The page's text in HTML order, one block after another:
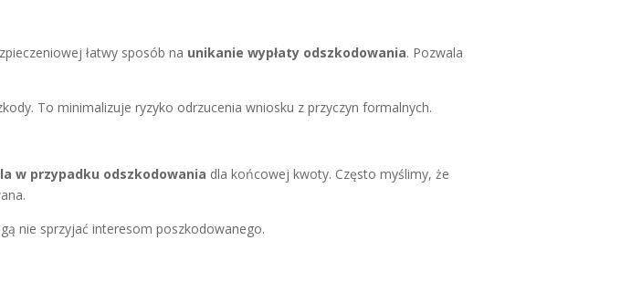
łatwy sposób na unikanie wypłaty odszkodowania. Pozwala
To minimalizuje ryzyko odrzucenia wniosku z przyczyn formalnych.
w przypadku odszkodowania dla końcowej kwoty. Często myślimy, że
nie sprzyjać interesom poszkodowanego.